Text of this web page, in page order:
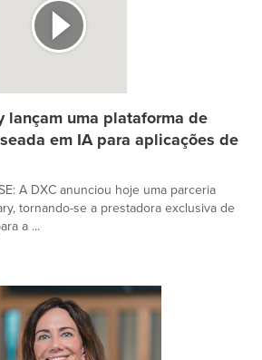
lançam uma plataforma de
em IA para aplicações de
A DXC anunciou hoje uma parceria
tornando-se a prestadora exclusiva de
a ...